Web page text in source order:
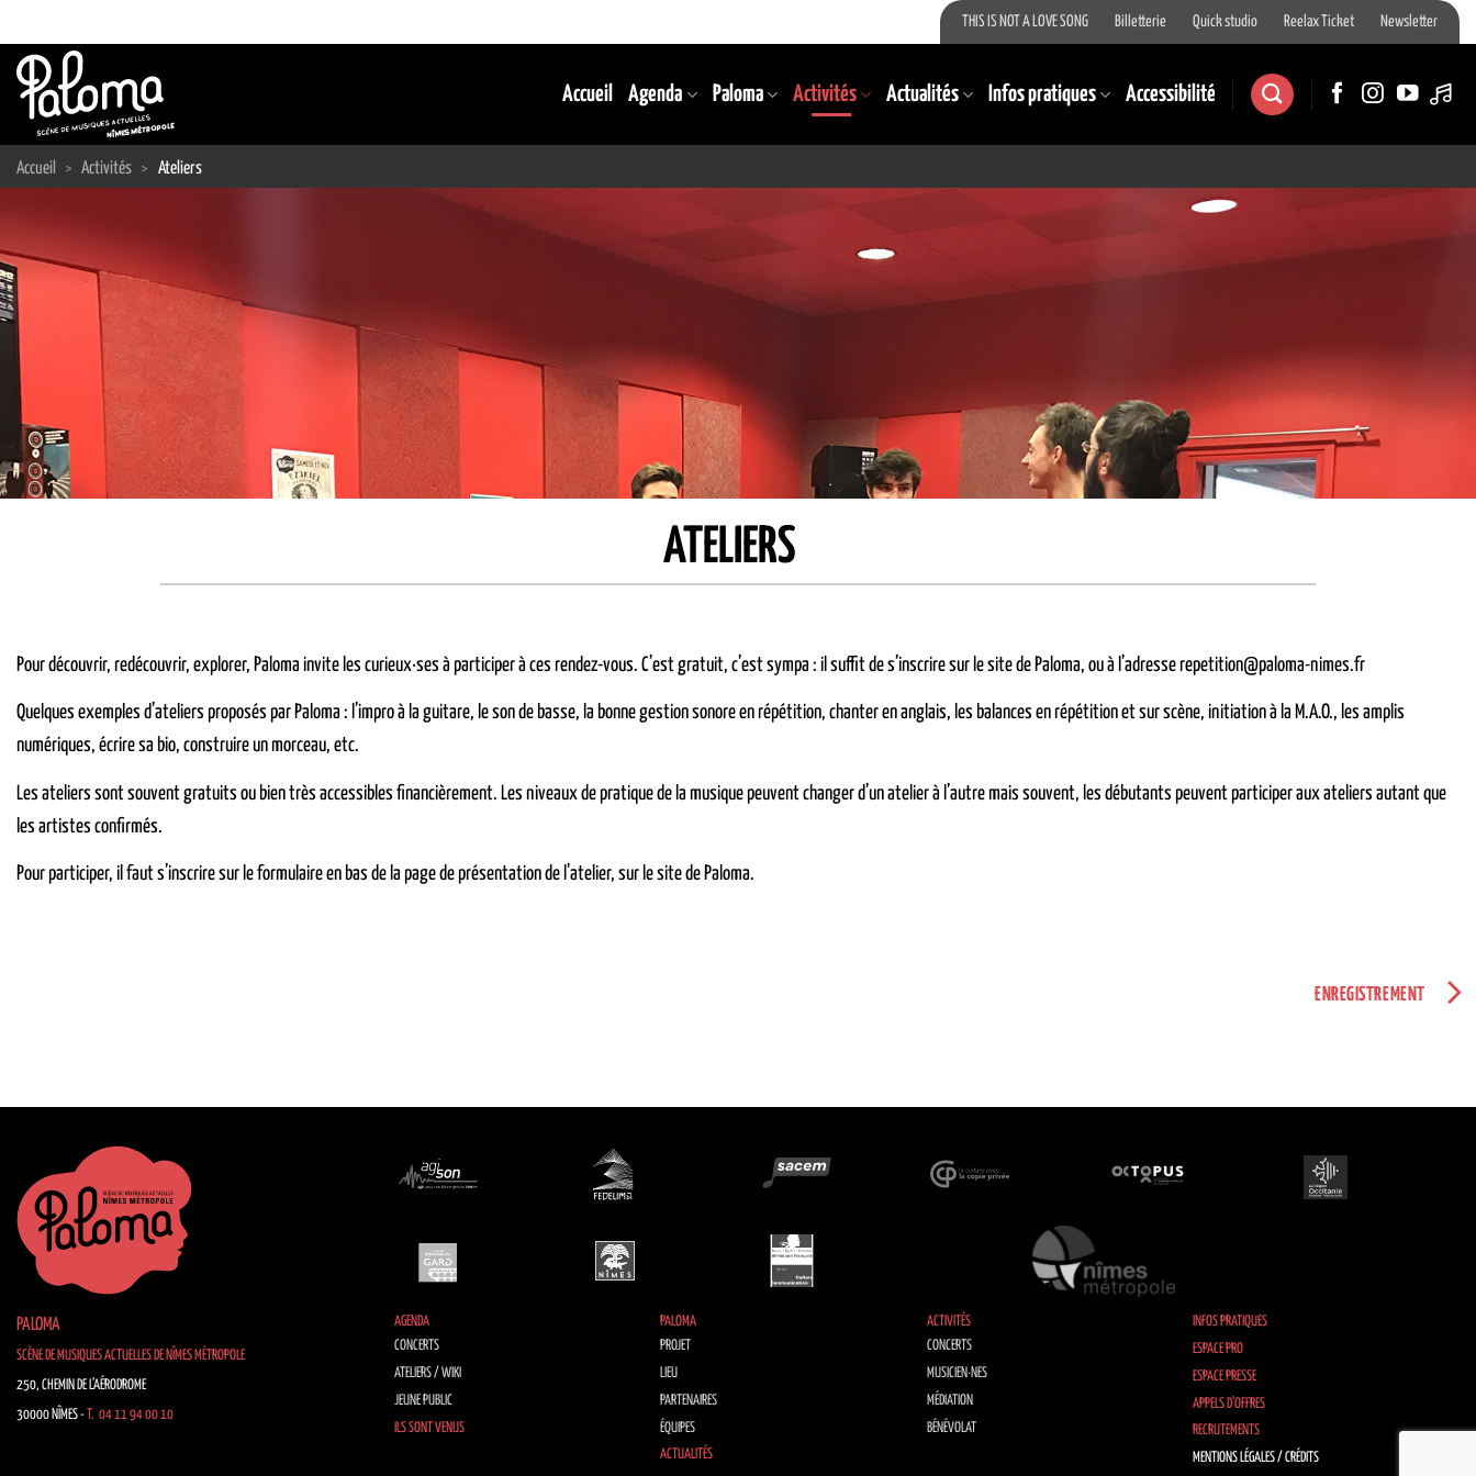
au
contenu
THIS IS NOT A LOVE SONG Billetterie Quick studio Reelax Ticket Newsletter
Accueil Agenda Paloma Activités Actualités Infos pratiques Accessibilité
Accueil > Activités > Ateliers
ATELIERS
Pour découvrir, redécouvrir, explorer, Paloma invite les curieux·ses à participer à ces rendez-vous. C’est gratuit, c’est sympa : il suffit de s’inscrire sur le site de Paloma, ou à l’adresse repetition@paloma-nimes.fr
Quelques exemples d’ateliers proposés par Paloma : l’impro à la guitare, le son de basse, la bonne gestion sonore en répétition, chanter en anglais, les balances en répétition et sur scène, initiation à la M.A.O., les amplis
numériques, écrire sa bio, construire un morceau, etc.
Les ateliers sont souvent gratuits ou bien très accessibles financièrement. Les niveaux de pratique de la musique peuvent changer d’un atelier à l’autre mais souvent, les débutants peuvent participer aux ateliers autant que
les artistes confirmés.
Pour participer, il faut s’inscrire sur le formulaire en bas de la page de présentation de l’atelier, sur le site de Paloma.
ENREGISTREMENT
PALOMA
SCÈNE DE MUSIQUES ACTUELLES DE NÎMES MÉTROPOLE
250, CHEMIN DE L’AÉRODROME
30000 NÎMES - T. 04 11 94 00 10
AGENDA
CONCERTS
ATELIERS / WIKI
JEUNE PUBLIC
ILS SONT VENUS
PALOMA
PROJET
LIEU
PARTENAIRES
ÉQUIPES
ACTUALITÉS
ACTIVITÉS
CONCERTS
MUSICIEN·NES
MÉDIATION
BÉNÉVOLAT
INFOS PRATIQUES
ESPACE PRO
ESPACE PRESSE
APPELS D’OFFRES
RECRUTEMENTS
MENTIONS LÉGALES / CRÉDITS